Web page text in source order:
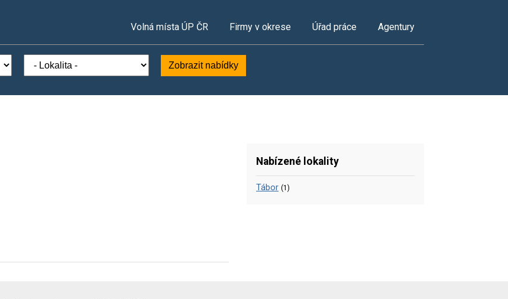
Volná místa ÚP ČR Firmy v okrese Úřad práce Agentury
Zobrazit nabídky
Nabízené lokality
Tábor (1)